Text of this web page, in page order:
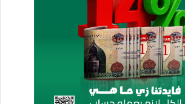
بمنح صغار المزراعين التمويل اللازم
وخدمة الأرض والمحصول على أن يقوم
الذي تتم زراعته للمصنع وفق المواصفات
المصنع .
شركة الفيوم لصناعة السكر أن الهدف من
تشجيع المزراعين على التوسع في زراعة